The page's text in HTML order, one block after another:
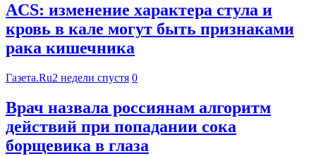
ACS: изменение характера стула и
кровь в кале могут быть признаками
рака кишечника
Газета.Ru2 недели спустя 0
Врач назвала россиянам алгоритм
действий при попадании сока
борщевика в глаза